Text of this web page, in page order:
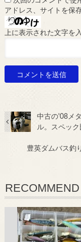
アドレス、サイトを保
上に表示された文字を
中古の'08メ
ル。スペック
豊英ダムバス釣
RECOMMEND